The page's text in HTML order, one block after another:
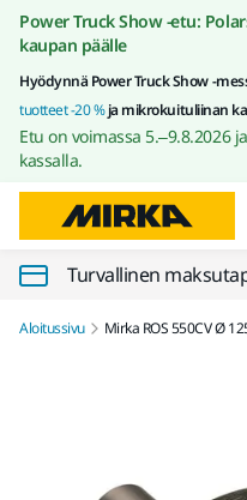
Power Truck Show -etu:
kaupan päälle
Hyödynnä Power Truck Show -
tuotteet -20 %ja mikrokuituliinan
Etu on voimassa 5.–9.8.2026
kassalla.
Turvallinen
Aloitussivu Mirka ROS 550CV Ø